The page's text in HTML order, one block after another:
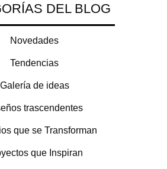
DEL BLOG
Novedades
Tendencias
Galería de ideas
trascendentes
que se Transforman
que Inspiran